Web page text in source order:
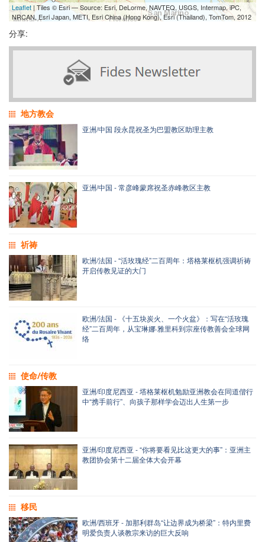
Leaflet | Tiles © Esri — Source: Esri, DeLorme, NAVTEQ, USGS, Intermap, iPC,
NRCAN, Esri Japan, METI, Esri China (Hong Kong), Esri (Thailand), TomTom, 2012
分享:
地方教会
亚洲/中国 段永昆祝圣为巴盟教区助理主教
亚洲/中国 - 常彦峰蒙席祝圣赤峰教区主教
祈祷
欧洲/法国 - “活玫瑰经”二百周年：塔格莱枢机强调祈祷
开启传教见证的大门
欧洲/法国 - 《十五块炭火、一个火盆》：写在“活玫瑰
经”二百周年，从宝琳娜·雅里科到宗座传教善会全球网
络
使命/传教
亚洲/印度尼西亚 - 塔格莱枢机勉励亚洲教会在同道偕行
中“携手前行”、向孩子那样学会迈出人生第一步
亚洲/印度尼西亚 - “你将要看见比这更大的事”：亚洲主
教团协会第十二届全体大会开幕
移民
欧洲/西班牙 - 加那利群岛“让边界成为桥梁”：特内里费
明爱负责人谈教宗来访的巨大反响